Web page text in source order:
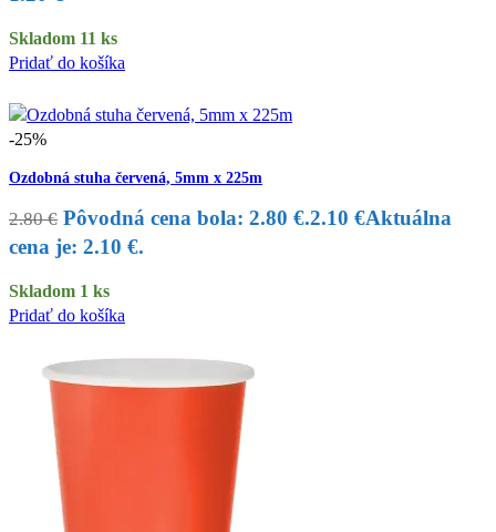
Skladom 11 ks
Pridať do košíka
-25%
Ozdobná stuha červená, 5mm x 225m
2.80€ Pôvodná cena bola: 2.80 €.2.10 €Aktuálna
cena je: 2.10 €.
Skladom 1 ks
Pridať do košíka